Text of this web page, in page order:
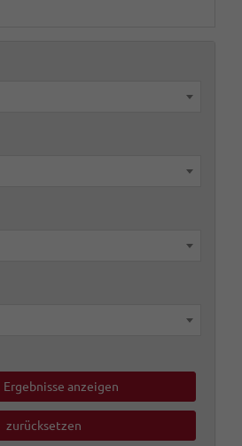
Ergebnisse anzeigen
zurücksetzen